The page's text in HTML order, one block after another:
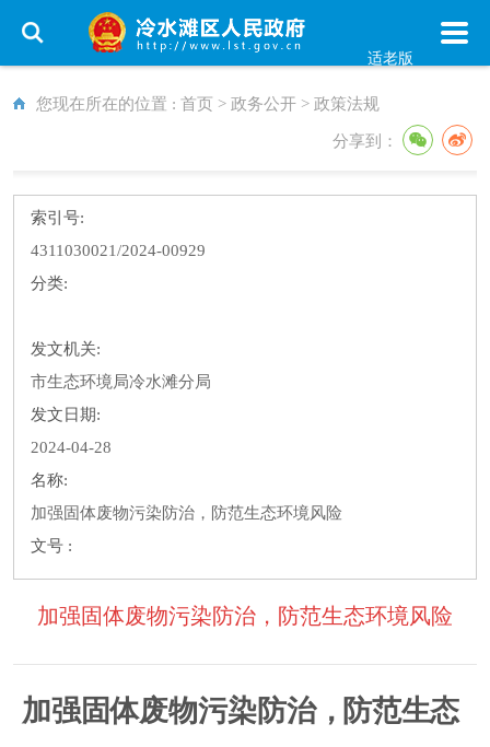
适老版
您现在所在的位置 : 首页 > 政务公开 > 政策法规
分享到：
索引号:
4311030021/2024-00929
分类:
发文机关:
市生态环境局冷水滩分局
发文日期:
2024-04-28
名称:
加强固体废物污染防治，防范生态环境风险
文号 :
加强固体废物污染防治，防范生态环境风险
加强固体废物污染防治， 防范生态